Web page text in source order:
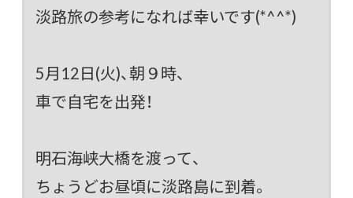
淡路旅の参考になれば幸いです(*^^*)
5月12日(火)、朝９時、
車で自宅を出発！
明石海峡大橋を渡って、
ちょうどお昼頃に淡路島に到着。